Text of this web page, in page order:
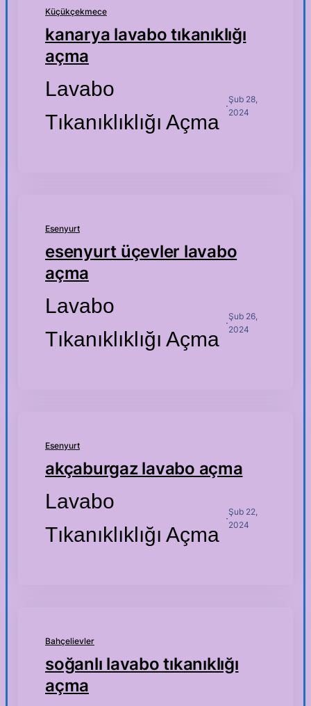
Küçükçekmece
kanarya lavabo tıkanıklığı
açma
Lavabo
Tıkanıklıklığı Açma
·
Şub 28,
2024
Esenyurt
esenyurt üçevler lavabo
açma
Lavabo
Tıkanıklıklığı Açma
·
Şub 26,
2024
Esenyurt
akçaburgaz lavabo açma
Lavabo
Tıkanıklıklığı Açma
·
Şub 22,
2024
Bahçelievler
soğanlı lavabo tıkanıklığı
açma